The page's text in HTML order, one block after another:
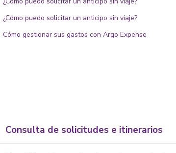
¿Cómo puedo solicitar un anticipo sin viaje?
Cómo gestionar sus gastos con Argo Expense
Consulta de solicitudes e itinerarios